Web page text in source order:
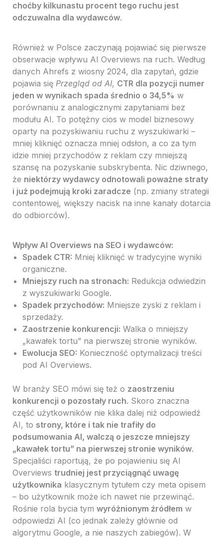
choćby kilkunastu procent tego ruchu jest
odczuwalna dla wydawców.
Również w Polsce zaczynają pojawiać się pierwsze
obserwacje wpływu AI Overviews na ruch. Według
danych Ahrefs z wiosny 2024, dla zapytań, gdzie
pojawia się Przegląd od AI, CTR dla pozycji numer
jeden w wynikach spada średnio o 34,5% w
porównaniu z analogicznymi zapytaniami bez
modułu AI. To potężny cios w model biznesowy
oparty na pozyskiwaniu ruchu z wyszukiwarki –
mniej kliknięć oznacza mniej odsłon, a co za tym
idzie mniej przychodów z reklam czy mniejszą
szansę na pozyskanie subskrybenta. Nic dziwnego,
że niektórzy wydawcy odnotowali poważne straty
i już podejmują kroki zaradcze (np. zmiany strategii
contentowej, większy nacisk na inne kanały dotarcia
do odbiorców).
Wpływ AI Overviews na SEO i wydawców:
Spadek CTR: Mniej kliknięć w tradycyjne wyniki
organiczne.
Mniejszy ruch na stronach: Redukcja odwiedzin
z wyszukiwarki Google.
Spadek przychodów: Mniejsze zyski z reklam i
sprzedaży.
Zaostrzenie konkurencji: Walka o mniejszy
„kawałek tortu” na pierwszej stronie wyników.
Ewolucja SEO: Konieczność optymalizacji treści
pod AI Overviews.
W branży SEO mówi się też o zaostrzeniu
konkurencji o pozostały ruch. Skoro znaczna
część użytkowników nie klika dalej niż odpowiedź
AI, to strony, które i tak nie trafiły do
podsumowania AI, walczą o jeszcze mniejszy
„kawałek tortu” na pierwszej stronie wyników.
Specjaliści raportują, że po pojawieniu się AI
Overviews trudniej jest przyciągnąć uwagę
użytkownika klasycznym tytułem czy meta opisem
– bo użytkownik może ich nawet nie przewinąć.
Rośnie rola bycia tym wyróżnionym źródłem w
odpowiedzi AI (co jednak zależy głównie od
algorytmu Google, a nie naszych zabiegów). W